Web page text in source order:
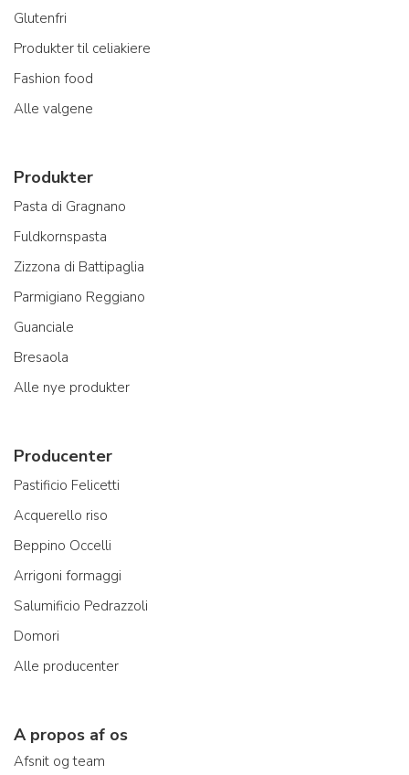
Glutenfri
Produkter til celiakiere
Fashion food
Alle valgene
Produkter
Pasta di Gragnano
Fuldkornspasta
Zizzona di Battipaglia
Parmigiano Reggiano
Guanciale
Bresaola
Alle nye produkter
Producenter
Pastificio Felicetti
Acquerello riso
Beppino Occelli
Arrigoni formaggi
Salumificio Pedrazzoli
Domori
Alle producenter
A propos af os
Afsnit og team